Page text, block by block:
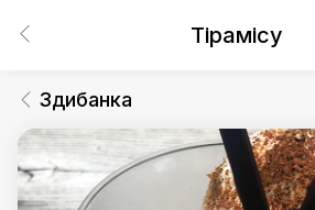
Тірамісу
Здибанка